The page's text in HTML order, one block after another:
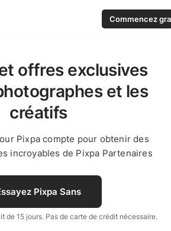
Commencez
offres exclusives
et les
créatifs
Pixpa compte pour obtenir des
incroyables de Pixpa Partenaires
Pixpa Sans
de 15 jours. Pas de carte de crédit nécessaire.